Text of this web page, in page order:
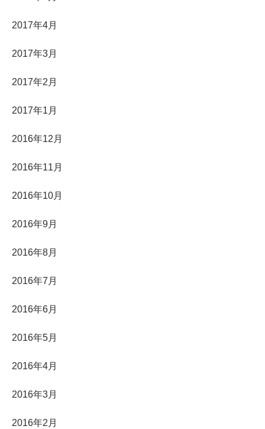
2017年4月
2017年3月
2017年2月
2017年1月
2016年12月
2016年11月
2016年10月
2016年9月
2016年8月
2016年7月
2016年6月
2016年5月
2016年4月
2016年3月
2016年2月